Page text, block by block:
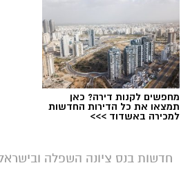
מחפשים לקנות דירה? כאן
תמצאו את כל הדירות החדשות
למכירה באשדוד >>>
חדשות בנס ציונה השפלה